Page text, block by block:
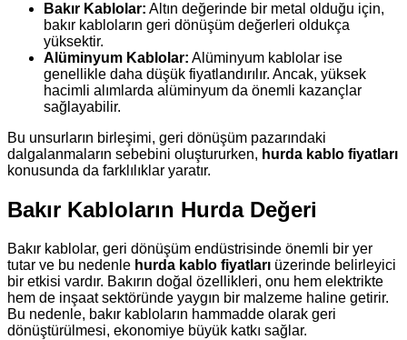
Bakır Kablolar: Altın değerinde bir metal olduğu için,
bakır kabloların geri dönüşüm değerleri oldukça
yüksektir.
Alüminyum Kablolar: Alüminyum kablolar ise
genellikle daha düşük fiyatlandırılır. Ancak, yüksek
hacimli alımlarda alüminyum da önemli kazançlar
sağlayabilir.
Bu unsurların birleşimi, geri dönüşüm pazarındaki
dalgalanmaların sebebini oluştururken, hurda kablo fiyatları
konusunda da farklılıklar yaratır.
Bakır Kabloların Hurda Değeri
Bakır kablolar, geri dönüşüm endüstrisinde önemli bir yer
tutar ve bu nedenle hurda kablo fiyatları üzerinde belirleyici
bir etkisi vardır. Bakırın doğal özellikleri, onu hem elektrikte
hem de inşaat sektöründe yaygın bir malzeme haline getirir.
Bu nedenle, bakır kabloların hammadde olarak geri
dönüştürülmesi, ekonomiye büyük katkı sağlar.